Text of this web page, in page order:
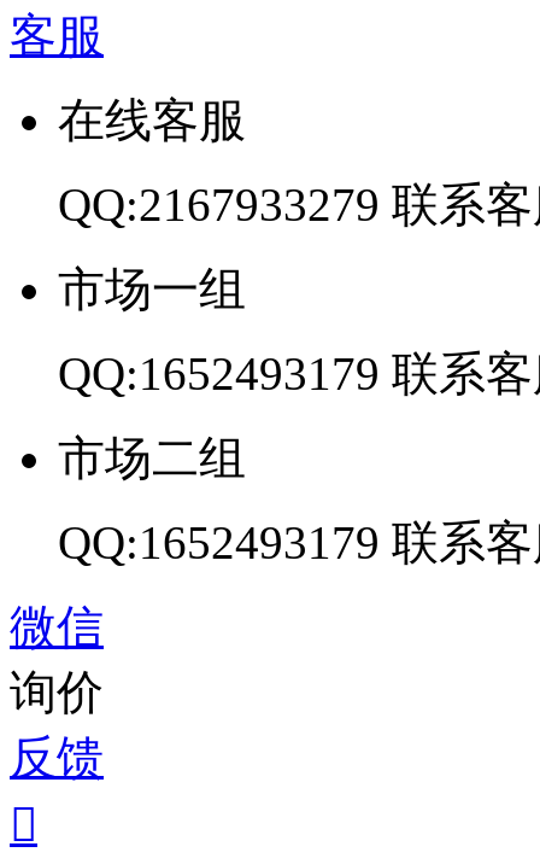
客服
在线客服
QQ:2167933279 联系
市场一组
QQ:1652493179 联系
市场二组
QQ:1652493179 联系
微信
询价
反馈
